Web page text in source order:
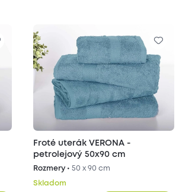
Froté uterák VERONA -
petrolejový 50x90 cm
Rozmery • 50 x 90 cm
Skladom